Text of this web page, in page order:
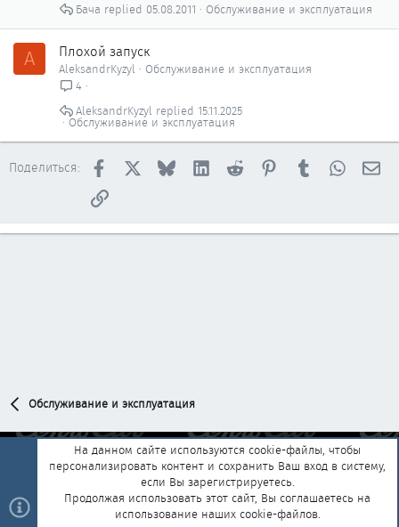
Обслуживание и эксплуатация
05.08.2011
Бача
A Плохой запуск
AleksandrKyzyl
Обслуживание и эксплуатация
4
Обслуживание и эксплуатация
15.11.2025
AleksandrKyzyl
Поделиться: Facebook BlueskyLinkedInReddit PinterestTumblr
Ссылка
Обслуживание и эксплуатация
Обратная связь
Условия и правила
Политика конфиденциальности
Помощь Главная
R
На данном сайте используются cookie-файлы, чтобы
персонализировать контент и сохранить Ваш вход в систему,
если Вы зарегистрируетесь.
Продолжая использовать этот сайт, Вы соглашаетесь на
использование наших cookie-файлов.